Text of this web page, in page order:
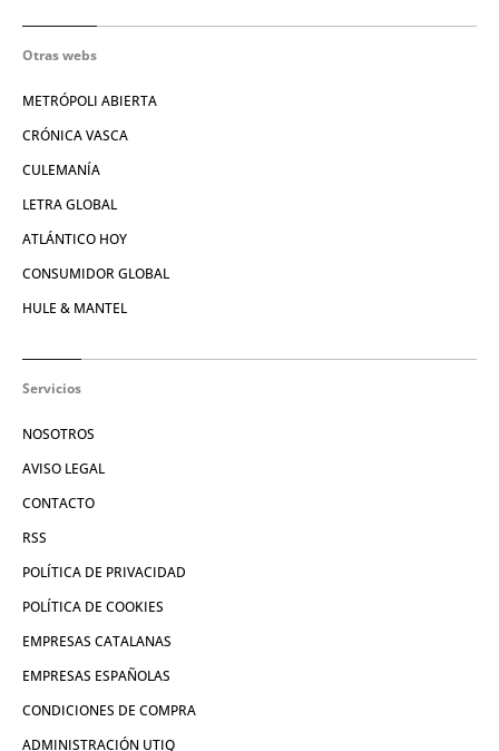
Otras webs
METRÓPOLI ABIERTA
CRÓNICA VASCA
CULEMANÍA
LETRA GLOBAL
ATLÁNTICO HOY
CONSUMIDOR GLOBAL
HULE & MANTEL
Servicios
NOSOTROS
AVISO LEGAL
CONTACTO
RSS
POLÍTICA DE PRIVACIDAD
POLÍTICA DE COOKIES
EMPRESAS CATALANAS
EMPRESAS ESPAÑOLAS
CONDICIONES DE COMPRA
ADMINISTRACIÓN UTIQ